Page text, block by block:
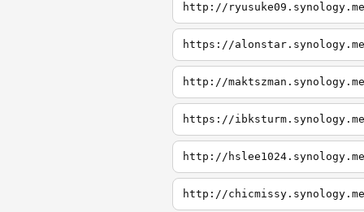
http://ryusuke09.synology.me
https://alonstar.synology.me
http://maktszman.synology.me
https://ibksturm.synology.me
http://hslee1024.synology.me
http://chicmissy.synology.me